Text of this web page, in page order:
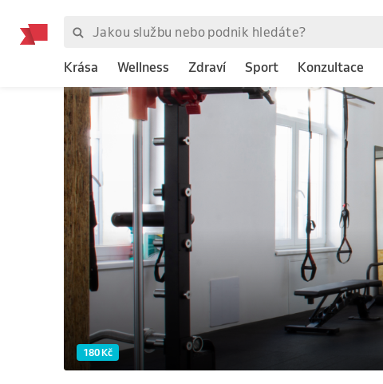
Krása Wellness Zdraví Sport Konzultace
180 Kč